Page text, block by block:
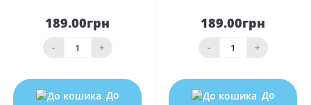
189.00грн
- +
До
189.00грн
- +
До